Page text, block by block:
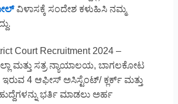
ವಿಳಾಸಕ್ಕೆ ಸಂದೇಶ ಕಳುಹಿಸಿ ನಮ್ಮ
Court Recruitment 2024 –
ಮತ್ತು ಸತ್ರ ನ್ಯಾಯಾಲಯ, ಬಾಗಲಕೋಟ
4 ಆಫೀಸ್ ಅಸಿಸ್ಟೆಂಟ್/ ಕ್ಲರ್ಕ್ ಮತ್ತು
ಭರ್ತಿ ಮಾಡಲು ಅರ್ಹ